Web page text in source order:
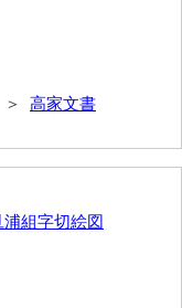
＞ 高家文書
組字切絵図